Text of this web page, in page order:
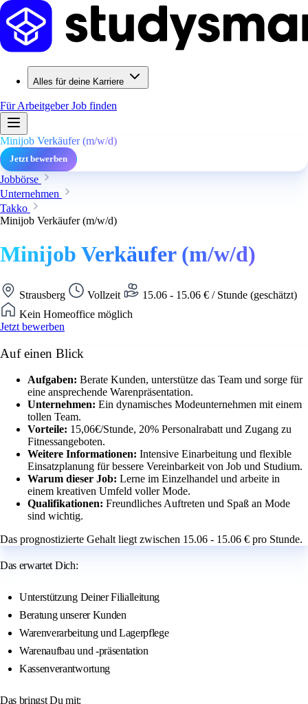
Alles für deine Karriere
Für ArbeitgeberJob finden
Minijob Verkäufer (m/w/d)
Jetzt bewerben
Jobbörse
Unternehmen
Takko
Minijob Verkäufer (m/w/d)
Minijob Verkäufer (m/w/d)
Strausberg Vollzeit
15.06 - 15.06 € / Stunde (geschätzt)
Kein Homeoffice möglich
Jetzt bewerben
Auf einen Blick
Aufgaben: Berate Kunden, unterstütze das Team und sorge für
eine ansprechende Warenpräsentation.
Unternehmen: Ein dynamisches Modeunternehmen mit einem
tollen Team.
Vorteile: 15,06€/Stunde, 20% Personalrabatt und Zugang zu
Fitnessangeboten.
Weitere Informationen: Intensive Einarbeitung und flexible
Einsatzplanung für bessere Vereinbarkeit von Job und Studium.
Warum dieser Job: Lerne im Einzelhandel und arbeite in
einem kreativen Umfeld voller Mode.
Qualifikationen: Freundliches Auftreten und Spaß an Mode
sind wichtig.
Das prognostizierte Gehalt liegt zwischen 15.06 - 15.06 € pro Stunde.
Das erwartet Dich:
Unterstützung Deiner Filialleitung
Beratung unserer Kunden
Warenverarbeitung und Lagerpflege
Warenaufbau und -präsentation
Kassenverantwortung
Das bringst Du mit: